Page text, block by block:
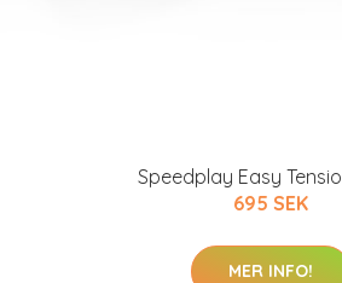
Speedplay Easy
695 SEK
MER INFO!